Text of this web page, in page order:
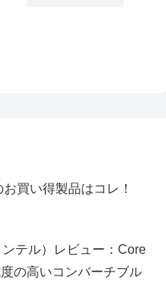
買い得製品はコレ！
テル）レビュー：Core
の高いコンバーチブル